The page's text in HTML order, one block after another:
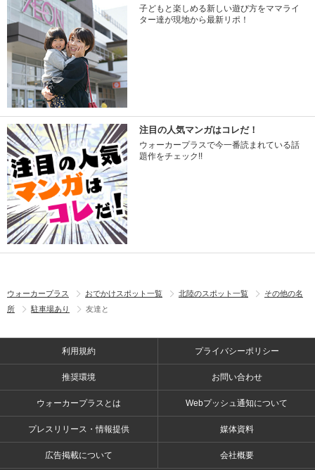
子どもと楽しめる新しい遊び方をママライ
ター達が現地から最新リポ！
注目の人気マンガはコレだ！
ウォーカープラスで今一番読まれている話
題作をチェック!!
ウォーカープラス おでかけスポット一覧 北陸のスポット一覧
その他の名
所
駐車場あり 友達と
利用規約 プライバシーポリシー
推奨環境 お問い合わせ
ウォーカープラスとは Webプッシュ通知について
プレスリリース・情報提供 媒体資料
広告掲載について 会社概要